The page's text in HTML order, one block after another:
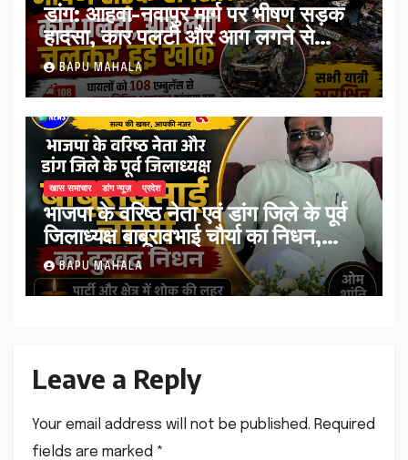
डांग: आहवा-नवापुर मार्ग पर भीषण सड़क
हादसा, कार पलटी और आग लगने से
जलकर खाक, सभी यात्री सुरक्षित
BAPU MAHALA
खास समाचार डांग न्यूज़ प्रदेश
भाजपा के वरिष्ठ नेता एवं डांग जिले के पूर्व
जिलाध्यक्ष बाबूरावभाई चौर्या का निधन,
मंगलवार को टोकरदहाड़ में होगा अंतिम
संस्कार।
BAPU MAHALA
Leave a Reply
Your email address will not be published. Required
fields are marked *